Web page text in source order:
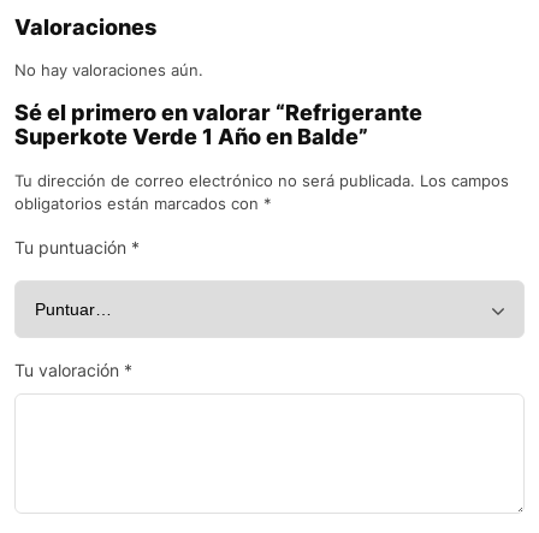
Valoraciones
No hay valoraciones aún.
Sé el primero en valorar “Refrigerante
Superkote Verde 1 Año en Balde”
Tu dirección de correo electrónico no será publicada. Los campos
obligatorios están marcados con *
Tu puntuación *
Tu valoración *